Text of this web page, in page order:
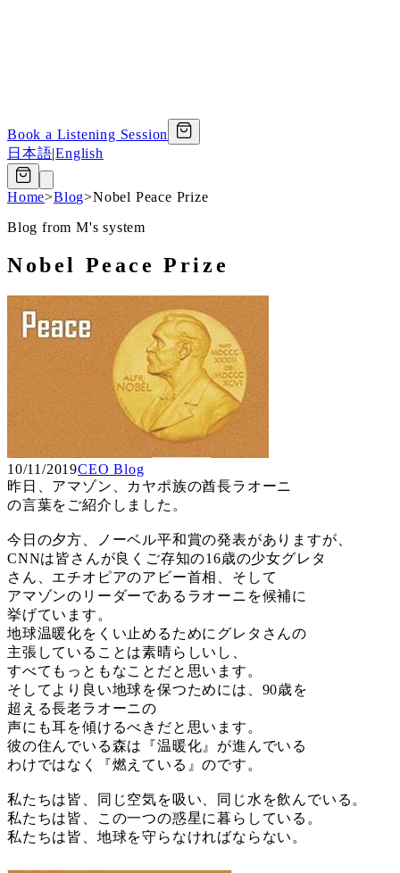
Book a Listening Session
日本語|English
Home>Blog>Nobel Peace Prize
Blog from M's system
Nobel Peace Prize
10/11/2019CEO Blog
昨日、アマゾン、カヤポ族の酋長ラオーニ
の言葉をご紹介しました。
今日の夕方、ノーベル平和賞の発表がありますが、
CNNは皆さんが良くご存知の16歳の少女グレタ
さん、エチオピアのアビー首相、そして
アマゾンのリーダーであるラオーニを候補に
挙げています。
地球温暖化をくい止めるためにグレタさんの
主張していることは素晴らしいし、
すべてもっともなことだと思います。
そしてより良い地球を保つためには、90歳を
超える長老ラオーニの
声にも耳を傾けるべきだと思います。
彼の住んでいる森は『温暖化』が進んでいる
わけではなく『燃えている』のです。
私たちは皆、同じ空気を吸い、同じ水を飲んでいる。
私たちは皆、この一つの惑星に暮らしている。
私たちは皆、地球を守らなければならない。